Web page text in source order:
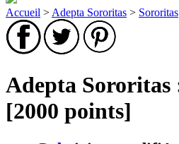
Accueil > Adepta Sororitas > Sororitas
Adepta Sororitas
[2000 points]